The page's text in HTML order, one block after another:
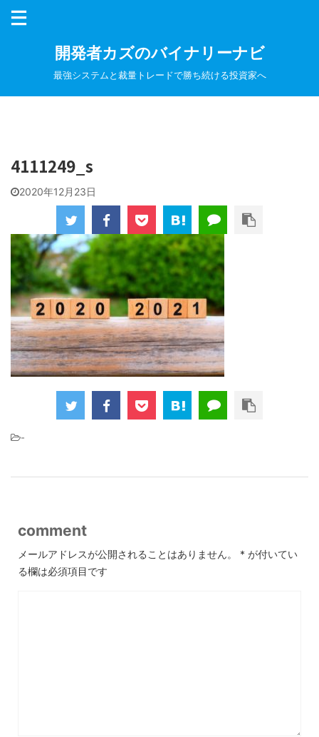
開発者カズのバイナリーナビ
最強システムと裁量トレードで勝ち続ける投資家へ
4111249_s
2020年12月23日
-
comment
メールアドレスが公開されることはありません。 * が付いてい
る欄は必須項目です